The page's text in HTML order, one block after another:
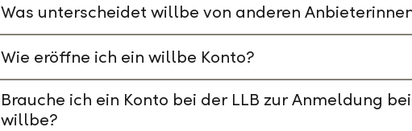
Was unterscheidet willbe von anderen
Wie eröffne ich ein willbe Konto?
Brauche ich ein Konto bei der LLB zur Anmeldung bei
willbe?